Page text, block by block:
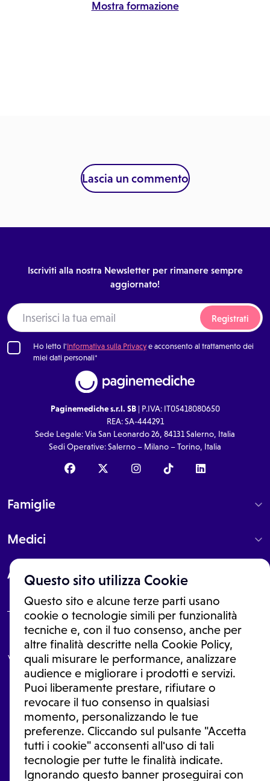
Questo sito utilizza Cookie
Questo sito e alcune terze parti usano
cookie o tecnologie simili per funzionalità
tecniche e, con il tuo consenso, anche per
altre finalità descritte nella Cookie Policy,
quali misurare le performance, analizzare
audience e migliorare i prodotti e servizi.
Puoi liberamente prestare, rifiutare o
revocare il tuo consenso in qualsiasi
momento, personalizzando le tue
preferenze. Cliccando sul pulsante "Accetta
tutti i cookie" acconsenti all'uso di tali
tecnologie per tutte le finalità indicate.
Ignorando questo banner proseguirai con
Mostra formazione
Lascia un commento
Iscriviti alla nostra Newsletter per rimanere sempre
aggiornato!
Registrati
Ho letto l'Informativa sulla Privacye acconsento al trattamento dei
miei dati personali*
Paginemediche s.r.l. SB| P.IVA: IT05418080650
REA: SA-444291
Sede Legale: Via San Leonardo 26, 84131 Salerno, Italia
Sedi Operative: Salerno – Milano – Torino, Italia
Famiglie
Medici
About
Le informazioni proposte in questo sito non sono un consulto medico.
In nessun caso, queste informazioni sostituiscono un consulto, una
visita o una diagnosi formulata dal medico. Non si devono considerare
le informazioni disponibili come suggerimenti per la formulazione di
una diagnosi, la determinazione di un trattamento o l'assunzione o
sospensione di un farmaco senza prima consultare un medico di
medicina generale o uno specialista.
Condizioni di utilizzo|Privacy Policy |Gestione Cookie
Ⓒ 2026 | Tutti i diritti riservati.